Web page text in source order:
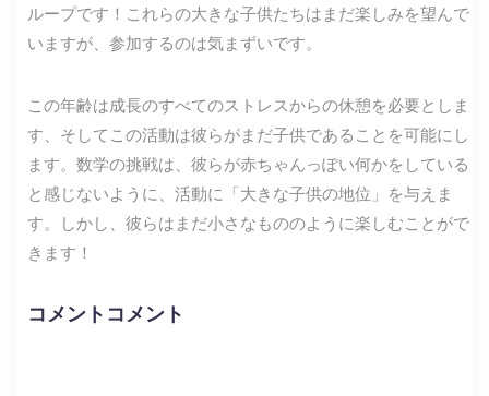
ループです！これらの大きな子供たちはまだ楽しみを望んで
いますが、参加するのは気まずいです。
この年齢は成長のすべてのストレスからの休憩を必要としま
す、そしてこの活動は彼らがまだ子供であることを可能にし
ます。数学の挑戦は、彼らが赤ちゃんっぽい何かをしている
と感じないように、活動に「大きな子供の地位」を与えま
す。しかし、彼らはまだ小さなもののように楽しむことがで
きます！
コメントコメント